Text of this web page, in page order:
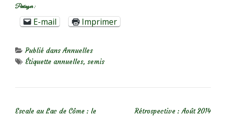
Partager :
E-mail Imprimer
Publié dansAnnuelles
Étiquette annuelles, semis
Escale au Lac de Côme : le
Rétrospective : Août 2014